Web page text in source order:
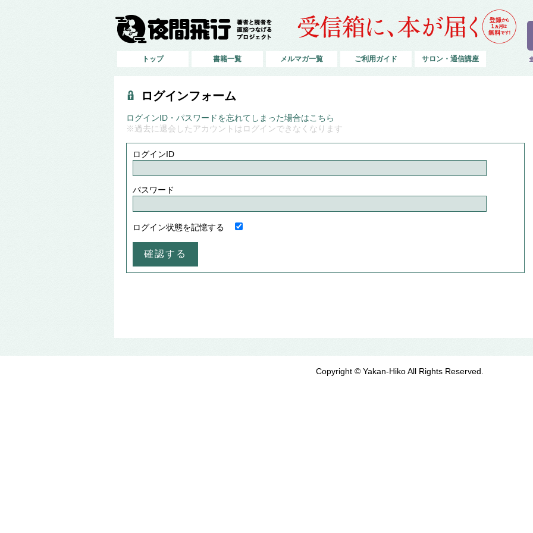
トップ 書籍一覧 メルマガ一覧 ご利用ガイド サロン・通信講座
ログインフォーム
ログインID・パスワードを忘れてしまった場合はこちら
※過去に退会したアカウントはログインできなくなります
ログインID
パスワード
ログイン状態を記憶する
Copyright © Yakan-Hiko All Rights Reserved.